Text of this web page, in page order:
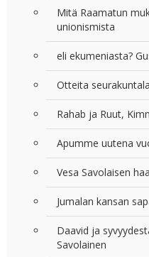
Mitä Raamatun
unionismista
eli ekumeniasta?
Otteita
Rahab ja Ruut,
Apumme uutena
Vesa Savolaisen
Jumalan kansan
Daavid ja
Savolainen